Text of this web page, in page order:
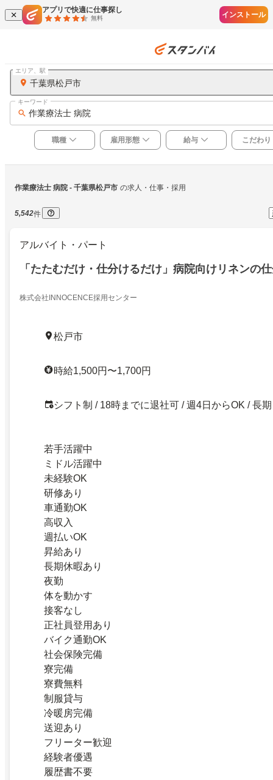
アプリで快適に仕事探し
無料 インストール
千葉県松戸市
エリア、駅
作業療法士 病院
キーワード
職種 雇用形態 給与 こだわり
作業療法士 病院 - 千葉県松戸市 の求人・仕事・採用
5,542件
アルバイト・パート
「たたむだけ・仕分けるだけ」病院向けリネンの
株式会社INNOCENCE採用センター
松戸市
時給1,500円〜1,700円
シフト制 / 18時までに退社可 / 週4日からOK / 長期
若手活躍中
ミドル活躍中
未経験OK
研修あり
車通勤OK
高収入
週払いOK
昇給あり
長期休暇あり
夜勤
体を動かす
接客なし
正社員登用あり
バイク通勤OK
社会保険完備
寮完備
寮費無料
制服貸与
冷暖房完備
送迎あり
フリーター歓迎
経験者優遇
履歴書不要